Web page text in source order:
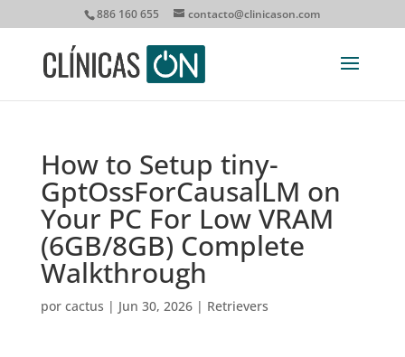
886 160 655 contacto@clinicason.com
How to Setup tiny-
GptOssForCausalLM on
Your PC For Low VRAM
(6GB/8GB) Complete
Walkthrough
por cactus | Jun 30, 2026| Retrievers